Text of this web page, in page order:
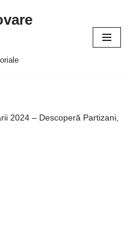
2024 – Descoperă Partizani,